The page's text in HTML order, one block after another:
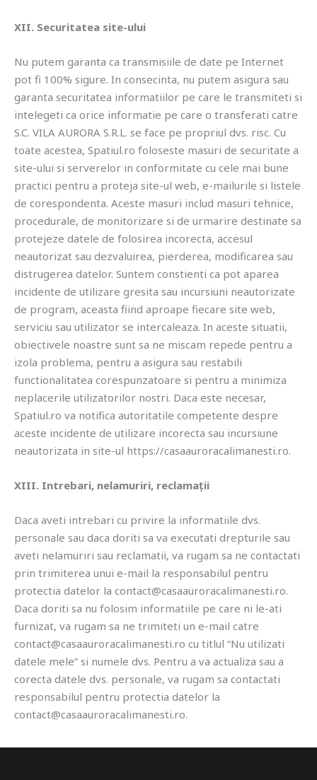
XII. Securitatea site-ului
Nu putem garanta ca transmisiile de date pe Internet
pot fi 100% sigure. In consecinta, nu putem asigura sau
garanta securitatea informatiilor pe care le transmiteti si
intelegeti ca orice informatie pe care o transferati catre
S.C. VILA AURORA S.R.L. se face pe propriul dvs. risc. Cu
toate acestea, Spatiul.ro foloseste masuri de securitate a
site-ului si serverelor in conformitate cu cele mai bune
practici pentru a proteja site-ul web, e-mailurile si listele
de corespondenta. Aceste masuri includ masuri tehnice,
procedurale, de monitorizare si de urmarire destinate sa
protejeze datele de folosirea incorecta, accesul
neautorizat sau dezvaluirea, pierderea, modificarea sau
distrugerea datelor. Suntem constienti ca pot aparea
incidente de utilizare gresita sau incursiuni neautorizate
de program, aceasta fiind aproape fiecare site web,
serviciu sau utilizator se intercaleaza. In aceste situatii,
obiectivele noastre sunt sa ne miscam repede pentru a
izola problema, pentru a asigura sau restabili
functionalitatea corespunzatoare si pentru a minimiza
neplacerile utilizatorilor nostri. Daca este necesar,
Spatiul.ro va notifica autoritatile competente despre
aceste incidente de utilizare incorecta sau incursiune
neautorizata in site-ul https://casaauroracalimanesti.ro.
XIII. Intrebari, nelamuriri, reclamații
Daca aveti intrebari cu privire la informatiile dvs.
personale sau daca doriti sa va executati drepturile sau
aveti nelamuriri sau reclamatii, va rugam sa ne contactati
prin trimiterea unui e-mail la responsabilul pentru
protectia datelor la contact@casaauroracalimanesti.ro.
Daca doriti sa nu folosim informatiile pe care ni le-ati
furnizat, va rugam sa ne trimiteti un e-mail catre
contact@casaauroracalimanesti.ro cu titlul “Nu utilizati
datele mele” si numele dvs. Pentru a va actualiza sau a
corecta datele dvs. personale, va rugam sa contactati
responsabilul pentru protectia datelor la
contact@casaauroracalimanesti.ro.